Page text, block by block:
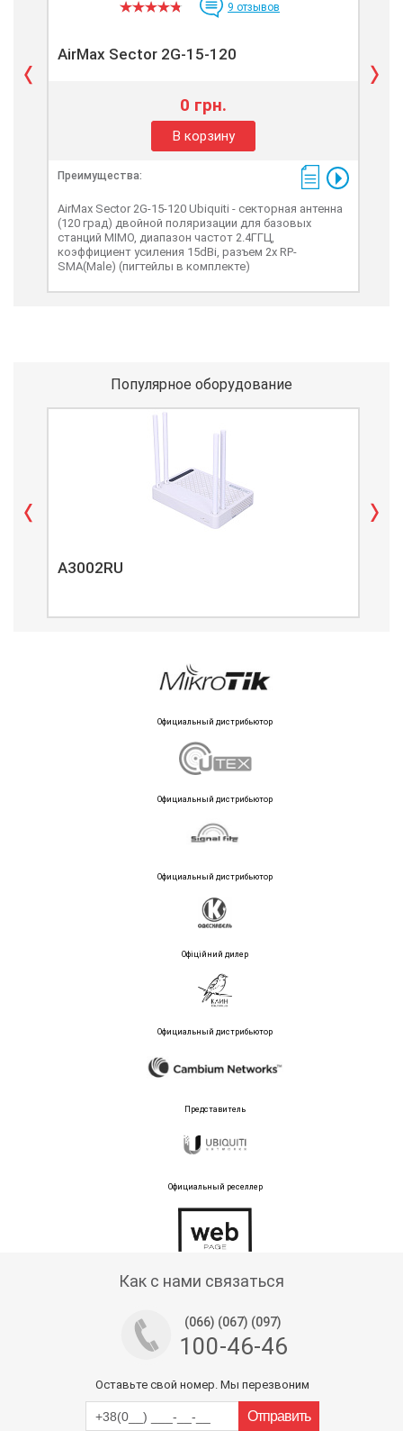
9 отзывов
AirMax Sector 2G-15-120
0 грн.
В корзину
Преимущества:
AirMax Sector 2G-15-120 Ubiquiti - секторная антенна
(120 град) двойной поляризации для базовых
станций MIMO, диапазон частот 2.4ГГЦ,
коэффициент усиления 15dBi, разъем 2х RP-
SMA(Male) (пигтейлы в комплекте)
Популярное оборудование
A3002RU
Официальный дистрибьютор
Официальный дистрибьютор
Официальный дистрибьютор
Офіційний дилер
Официальный дистрибьютор
Представитель
Официальный реселлер
Как с нами связаться
(066) (067) (097)
100-46-46
Оставьте свой номер. Мы перезвоним